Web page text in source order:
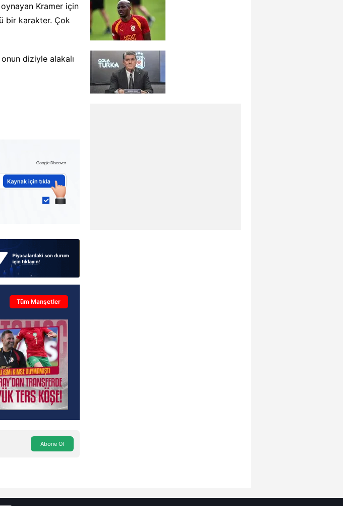
oynayan Kramer için
bir karakter. Çok
diziyle alakalı
Tüm Manşetler
Abone Ol